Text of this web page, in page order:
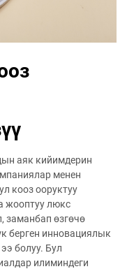
аяк кийимдерин
менен
кооз ооруктуу
жооптуу люкс
заманбап өзгөчө
берген инновациялык
болуу. Бул
илиминдеги